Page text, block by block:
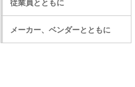
従業員とともに
メーカー、ベンダーとともに